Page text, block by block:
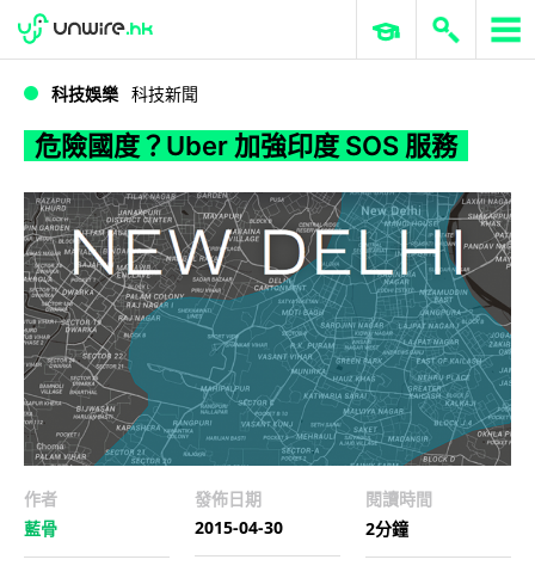
危險國度？Uber 加強印度 SOS 服務
WWDC 2026 ERP 與商業 AI
科技娛樂 科技新聞
危險國度？Uber 加強印度 SOS 服務
作者
藍骨
發佈日期
2015-04-30
閱讀時間
2分鐘